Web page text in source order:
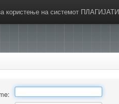
користење на системот ПЛАГИЈАТИ